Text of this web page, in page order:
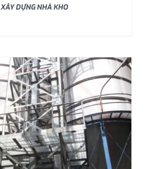
XÂY DỰNG NHÀ KHO